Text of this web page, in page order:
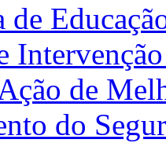
de
de
do